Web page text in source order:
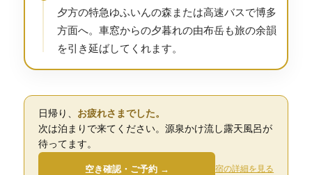
夕方の特急ゆふいんの森または高速バスで博多
方面へ。車窓からの夕暮れの由布岳も旅の余韻
を引き延ばしてくれます。
日帰り、 お疲れさまでした。
次は泊まりで来てください。源泉かけ流し露天風呂が
待ってます。
空き確認・ご予約 → 宿の詳細を見る